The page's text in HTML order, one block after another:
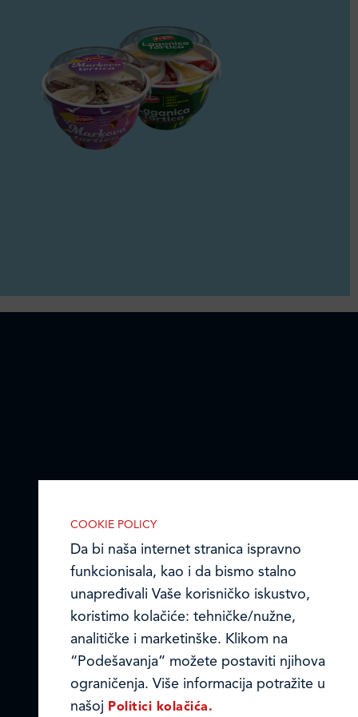
COOKIE POLICY
Da bi naša internet stranica ispravno
funkcionisala, kao i da bismo stalno
unapređivali Vaše korisničko iskustvo,
koristimo kolačiće: tehničke/nužne,
analitičke i marketinške. Klikom na
“Podešavanja” možete postaviti njihova
ograničenja. Više informacija potražite u
našoj Politici kolačića.
IZABERITE KOLAČIĆE NA STRANICI
Omogućite ili onemogućite našoj
internet stranici upotrebu kolačića
opisanih u nastavku: